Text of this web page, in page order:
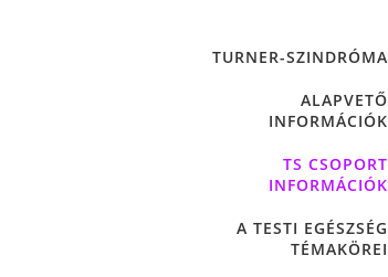
TURNER-SZINDRÓMA
ALAPVETŐ
INFORMÁCIÓK
TS CSOPORT
INFORMÁCIÓK
A TESTI EGÉSZSÉG
TÉMAKÖREI